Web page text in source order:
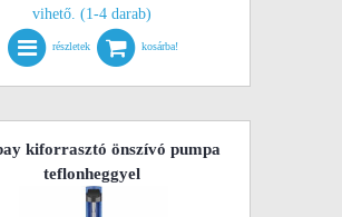
vihető. (1-4 darab)
részletek kosárba!
kiforrasztó önszívó pumpa
teflonheggyel